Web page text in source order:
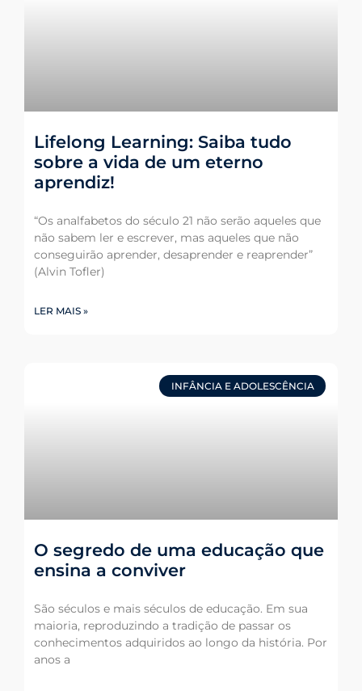
Lifelong Learning: Saiba tudo
sobre a vida de um eterno
aprendiz!
“Os analfabetos do século 21 não serão aqueles que
não sabem ler e escrever, mas aqueles que não
conseguirão aprender, desaprender e reaprender”
(Alvin Tofler)
LER MAIS »
INFÂNCIA E ADOLESCÊNCIA
O segredo de uma educação que
ensina a conviver
São séculos e mais séculos de educação. Em sua
maioria, reproduzindo a tradição de passar os
conhecimentos adquiridos ao longo da história. Por
anos a